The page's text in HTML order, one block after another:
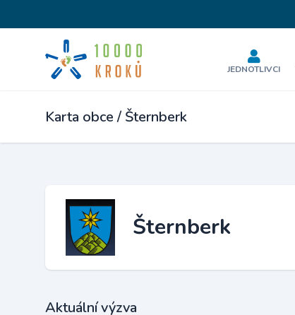
JEDNOTLIVCI
Karta obce / Šternberk
Šternberk
Aktuální výzva